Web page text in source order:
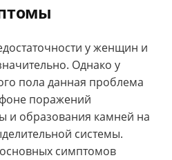
у женщин и
Однако у
пола данная проблема
поражений
и образования камней на
системы.
симптомов